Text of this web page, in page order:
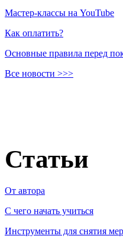
Мастер-классы на YouTube
Как оплатить?
Основные правила перед
Все новости >>>
Статьи
От автора
C чего начать учиться
Инструменты для снятия